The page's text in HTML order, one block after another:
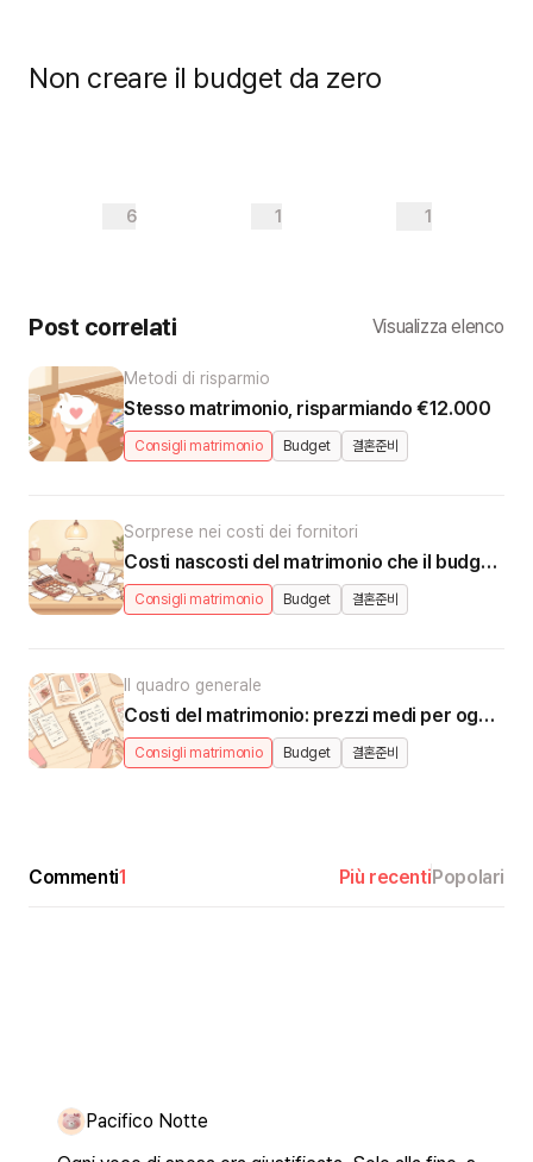
Non creare il budget da zero
6 1 1
Post correlati Visualizza elenco
Metodi di risparmio
Consigli matrimonio Budget 결혼준비
Stesso matrimonio, risparmiando €12.000
Sorprese nei costi dei fornitori
Consigli matrimonio Budget 결혼준비
Costi nascosti del matrimonio che il budget non prevede
Il quadro generale
Consigli matrimonio Budget 결혼준비
Costi del matrimonio: prezzi medi per ogni categoria
Commenti1 Più recentiPopolari
Pacifico Notte